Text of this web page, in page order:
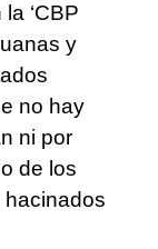
‘CBP
y
no hay
ni por
de los
hacinados